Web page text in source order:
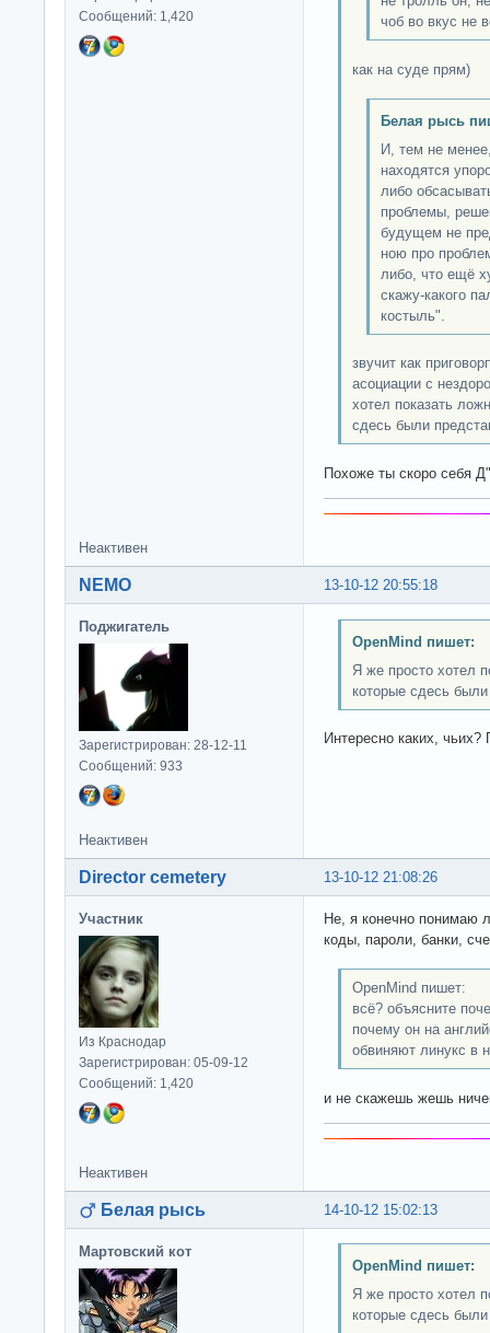
Сообщений: 1,420
чоб во вкус не
как на суде прям)
Белая рысь
И, тем не
находятся
либо
проблемы,
будущем не
ною про
либо, что ещё
скажу-какого
костыль".
звучит как
асоциации с
хотел показать
сдесь были
Похоже ты скоро себя
Неактивен
13-10-12 20:55:18
NEMO
Поджигатель
Зарегистрирован: 28-12-11
Сообщений: 933
OpenMind пишет:
Я же просто хотел
которые сдесь
Интересно каких, чьих?
Неактивен
13-10-12 21:08:26
Director cemetery
Участник
Из Краснодар
Зарегистрирован: 05-09-12
Сообщений: 1,420
Не, я конечно понимаю
коды, пароли, банки,
OpenMind пишет:
всё? объясните
почему он на
обвиняют линукс в
и не скажешь жешь
Неактивен
14-10-12 15:02:13
Белая рысь
Мартовский кот
OpenMind пишет:
Я же просто хотел
которые сдесь